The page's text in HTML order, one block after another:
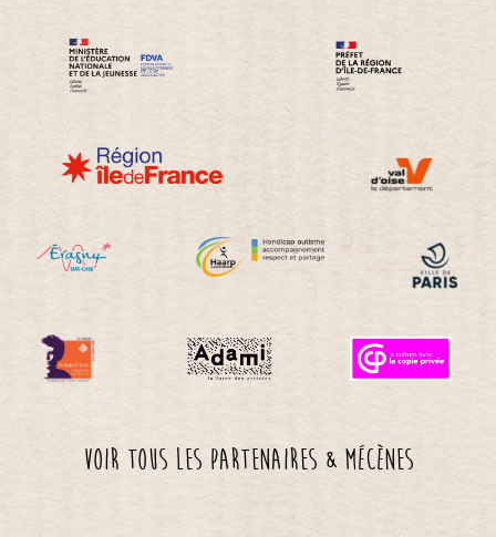
Voir tous les partenaires & mécènes